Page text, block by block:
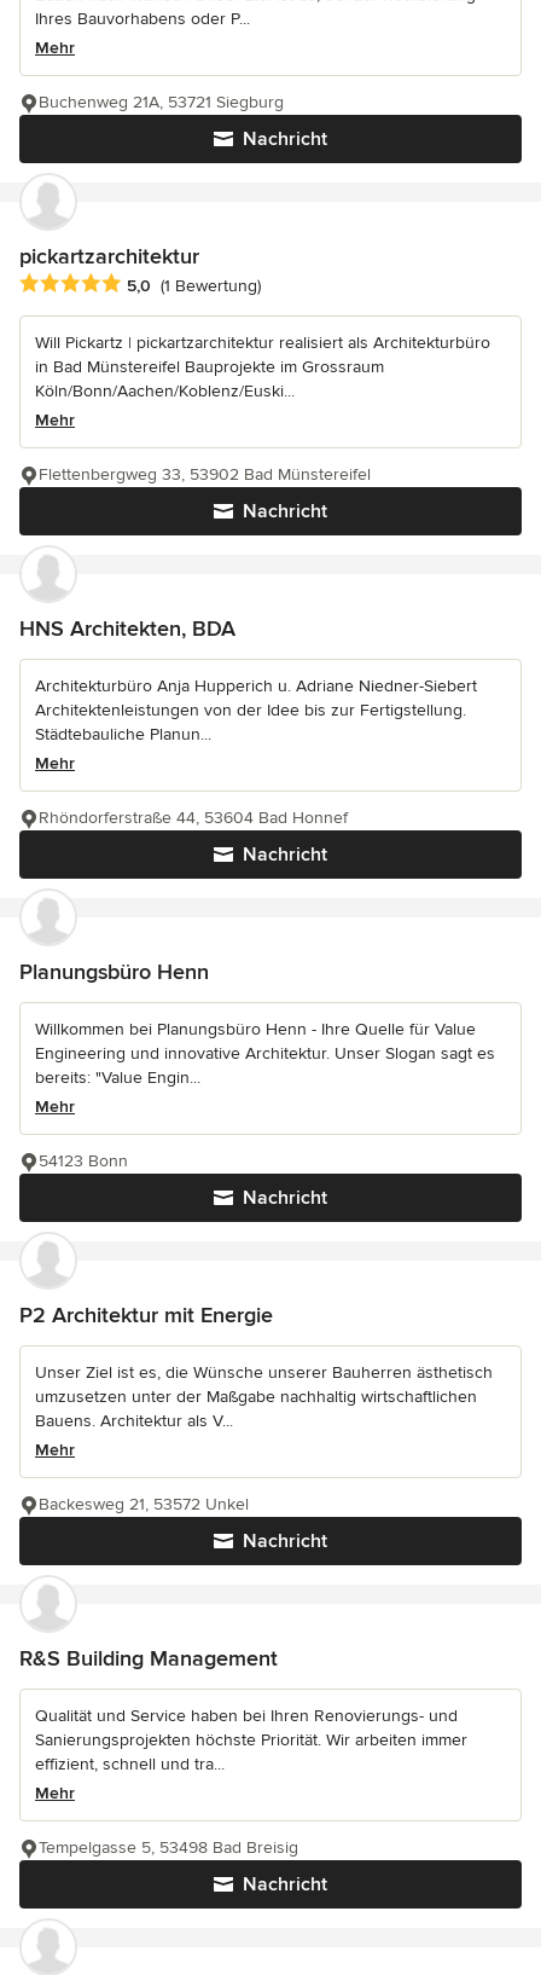
Ihres Bauvorhabens oder P...
Mehr
Nachricht
Buchenweg 21A, 53721 Siegburg
pickartzarchitektur
Durchschnittliche Bewertung: 5 von 5 Sternen
5,0 (1 Bewertung)
Will Pickartz | pickartzarchitektur realisiert als Architekturbüro
in Bad Münstereifel Bauprojekte im Grossraum
Köln/Bonn/Aachen/Koblenz/Euski...
Mehr
Nachricht
Flettenbergweg 33, 53902 Bad Münstereifel
HNS Architekten, BDA
Architekturbüro Anja Hupperich u. Adriane Niedner-Siebert
Architektenleistungen von der Idee bis zur Fertigstellung.
Städtebauliche Planun...
Mehr
Nachricht
Rhöndorferstraße 44, 53604 Bad Honnef
Planungsbüro Henn
Willkommen bei Planungsbüro Henn - Ihre Quelle für Value
Engineering und innovative Architektur. Unser Slogan sagt es
bereits: "Value Engin...
Mehr
Nachricht
54123 Bonn
P2 Architektur mit Energie
Unser Ziel ist es, die Wünsche unserer Bauherren ästhetisch
umzusetzen unter der Maßgabe nachhaltig wirtschaftlichen
Bauens. Architektur als V...
Mehr
Nachricht
Backesweg 21, 53572 Unkel
R&S Building Management
Qualität und Service haben bei Ihren Renovierungs- und
Sanierungsprojekten höchste Priorität. Wir arbeiten immer
effizient, schnell und tra...
Mehr
Nachricht
Tempelgasse 5, 53498 Bad Breisig